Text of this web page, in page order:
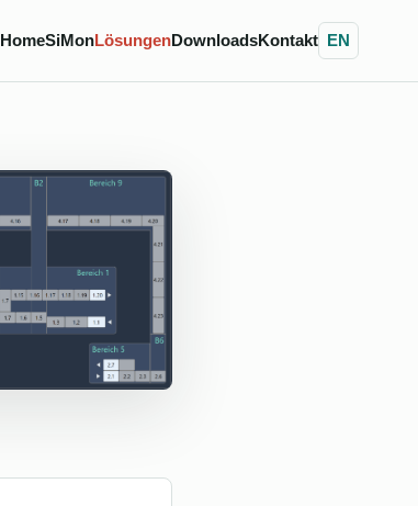
HomeSiMonLösungenDownloadsKontakt EN